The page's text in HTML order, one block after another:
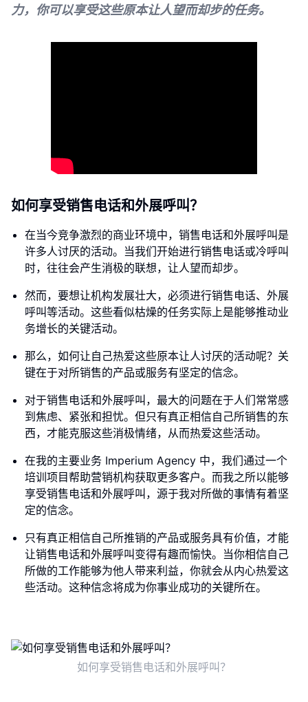
力，你可以享受这些原本让人望而却步的任务。
如何享受销售电话和外展呼叫？
在当今竞争激烈的商业环境中，销售电话和外展呼叫是
许多人讨厌的活动。当我们开始进行销售电话或冷呼叫
时，往往会产生消极的联想，让人望而却步。
然而，要想让机构发展壮大，必须进行销售电话、外展
呼叫等活动。这些看似枯燥的任务实际上是能够推动业
务增长的关键活动。
那么，如何让自己热爱这些原本让人讨厌的活动呢？关
键在于对所销售的产品或服务有坚定的信念。
对于销售电话和外展呼叫，最大的问题在于人们常常感
到焦虑、紧张和担忧。但只有真正相信自己所销售的东
西，才能克服这些消极情绪，从而热爱这些活动。
在我的主要业务 Imperium Agency 中，我们通过一个
培训项目帮助营销机构获取更多客户。而我之所以能够
享受销售电话和外展呼叫，源于我对所做的事情有着坚
定的信念。
只有真正相信自己所推销的产品或服务具有价值，才能
让销售电话和外展呼叫变得有趣而愉快。当你相信自己
所做的工作能够为他人带来利益，你就会从内心热爱这
些活动。这种信念将成为你事业成功的关键所在。
如何享受销售电话和外展呼叫？